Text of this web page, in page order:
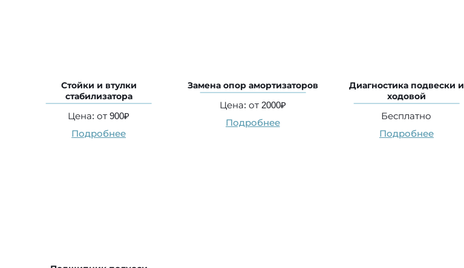
Стойки и втулки
стабилизатора
Цена: от 900₽
Подробнее
Замена опор амортизаторов
Цена: от 2000₽
Подробнее
Диагностика подвески и
ходовой
Бесплатно
Подробнее